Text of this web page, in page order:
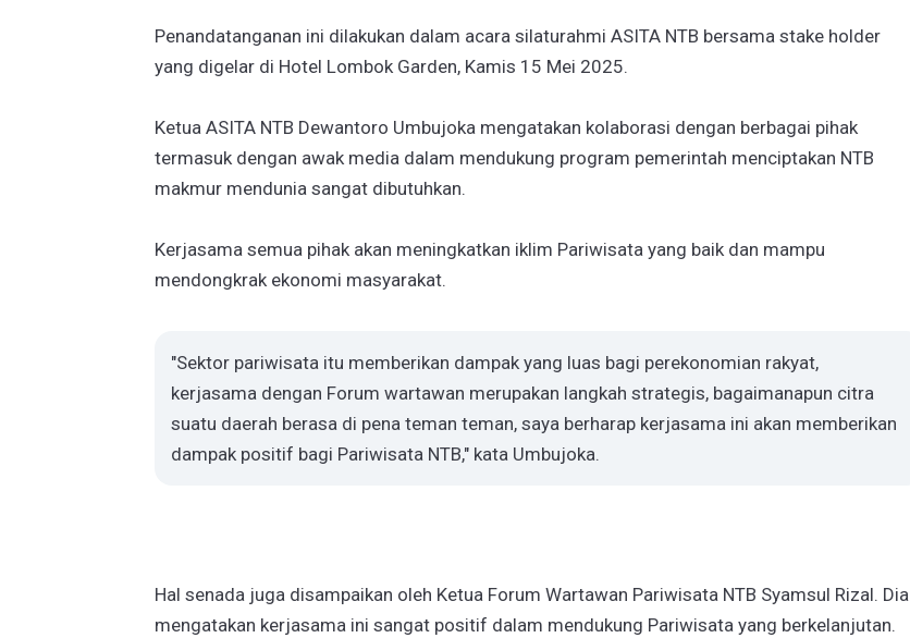
Penandatanganan ini dilakukan dalam acara silaturahmi ASITA NTB bersama stake holder
yang digelar di Hotel Lombok Garden, Kamis 15 Mei 2025.
Ketua ASITA NTB Dewantoro Umbujoka mengatakan kolaborasi dengan berbagai pihak
termasuk dengan awak media dalam mendukung program pemerintah menciptakan NTB
makmur mendunia sangat dibutuhkan.
Kerjasama semua pihak akan meningkatkan iklim Pariwisata yang baik dan mampu
mendongkrak ekonomi masyarakat.
"Sektor pariwisata itu memberikan dampak yang luas bagi perekonomian rakyat,
kerjasama dengan Forum wartawan merupakan langkah strategis, bagaimanapun citra
suatu daerah berasa di pena teman teman, saya berharap kerjasama ini akan memberikan
dampak positif bagi Pariwisata NTB," kata Umbujoka.
Hal senada juga disampaikan oleh Ketua Forum Wartawan Pariwisata NTB Syamsul Rizal. Dia
mengatakan kerjasama ini sangat positif dalam mendukung Pariwisata yang berkelanjutan.